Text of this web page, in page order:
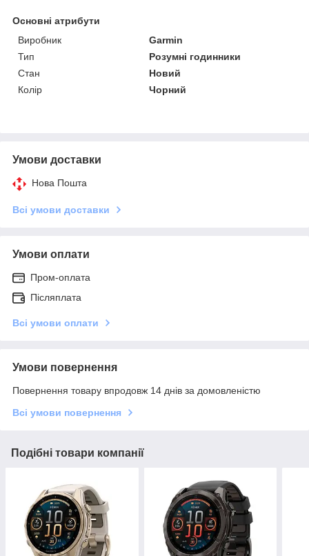
Основні атрибути
Виробник
Garmin
Тип
Розумні годинники
Стан
Новий
Колір
Чорний
Умови доставки
Нова Пошта
Всі умови доставки
Умови оплати
Пром-оплата
Післяплата
Всі умови оплати
Умови повернення
Повернення товару впродовж 14 днів за домовленістю
Всі умови повернення
Подібні товари компанії